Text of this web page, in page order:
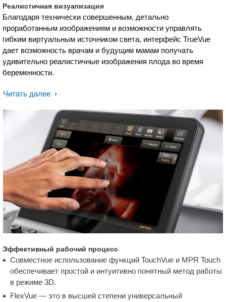
Реалистичная визуализация
Благодаря технически совершенным, детально
проработанным изображениям и возможности управлять
гибким виртуальным источником света, интерфейс TrueVue
дает возможность врачам и будущим мамам получать
удивительно реалистичные изображения плода во время
беременности.
Читать далее
Эффективный рабочий процесс
Совместное использование функций TouchVue и MPR Touch
обеспечивает простой и интуитивно понятный метод работы
в режиме 3D.
FlexVue — это в высшей степени универсальный